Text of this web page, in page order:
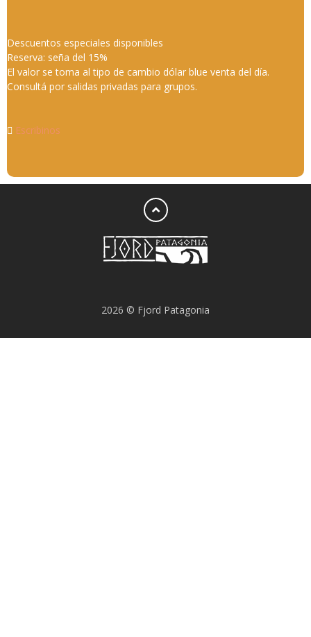
Descuentos especiales disponibles
Reserva: seña del 15%
El valor se toma al tipo de cambio dólar blue venta del día.
Consultá por salidas privadas para grupos.
Escribinos
2026 © Fjord Patagonia